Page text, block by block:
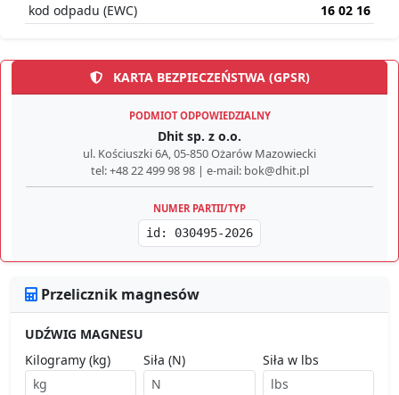
kod odpadu (EWC)
16 02 16
KARTA BEZPIECZEŃSTWA (GPSR)
PODMIOT ODPOWIEDZIALNY
Dhit sp. z o.o.
ul. Kościuszki 6A, 05-850 Ożarów Mazowiecki
tel: +48 22 499 98 98 | e-mail: bok@dhit.pl
NUMER PARTII/TYP
id: 030495-2026
Przelicznik magnesów
UDŹWIG MAGNESU
Kilogramy (kg)
Siła (N) Siła w lbs